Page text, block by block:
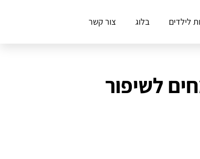
לילדים בלוג צור קשר
לשיפור